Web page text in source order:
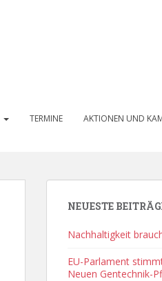
TERMINE AKTIONEN UND
NEUESTE
Nachhaltigkeit
EU-Parlament
Neuen Gentechnik-